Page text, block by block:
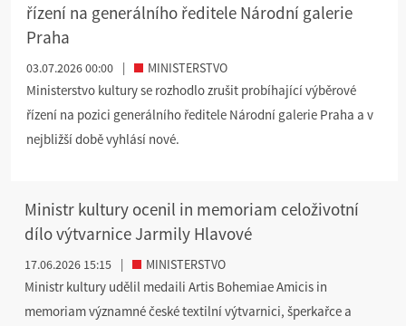
řízení na generálního ředitele Národní galerie
Praha
03.07.2026 00:00 | MINISTERSTVO
Ministerstvo kultury se rozhodlo zrušit probíhající výběrové
řízení na pozici generálního ředitele Národní galerie Praha a v
nejbližší době vyhlásí nové.
Ministr kultury ocenil in memoriam celoživotní
dílo výtvarnice Jarmily Hlavové
17.06.2026 15:15 | MINISTERSTVO
Ministr kultury udělil medaili Artis Bohemiae Amicis in
memoriam významné české textilní výtvarnici, šperkařce a